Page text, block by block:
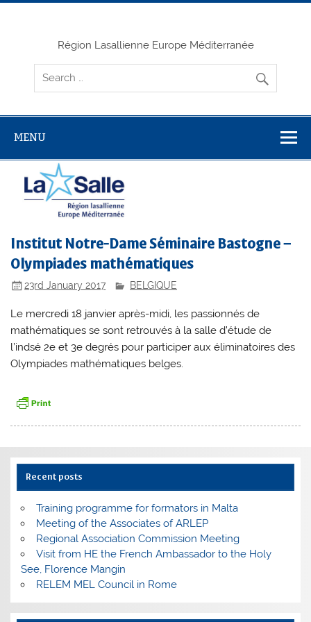
Skip
Région Lasallienne Europe Méditerranée
MENU
Institut Notre-Dame Séminaire Bastogne –
Olympiades mathématiques
23rd January 2017 BELGIQUE
Le mercredi 18 janvier après-midi, les passionnés de
mathématiques se sont retrouvés à la salle d’étude de
l’indsé 2e et 3e degrés pour participer aux éliminatoires des
Olympiades mathématiques belges.
Recent posts
Training programme for formators in Malta
Meeting of the Associates of ARLEP
Regional Association Commission Meeting
Visit from HE the French Ambassador to the Holy
See, Florence Mangin
RELEM MEL Council in Rome